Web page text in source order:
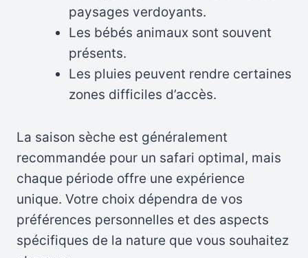
paysages verdoyants.
Les bébés animaux sont souvent
présents.
Les pluies peuvent rendre certaines
zones difficiles d’accès.
La saison sèche est généralement
recommandée pour un safari optimal, mais
chaque période offre une expérience
unique. Votre choix dépendra de vos
préférences personnelles et des aspects
spécifiques de la nature que vous souhaitez